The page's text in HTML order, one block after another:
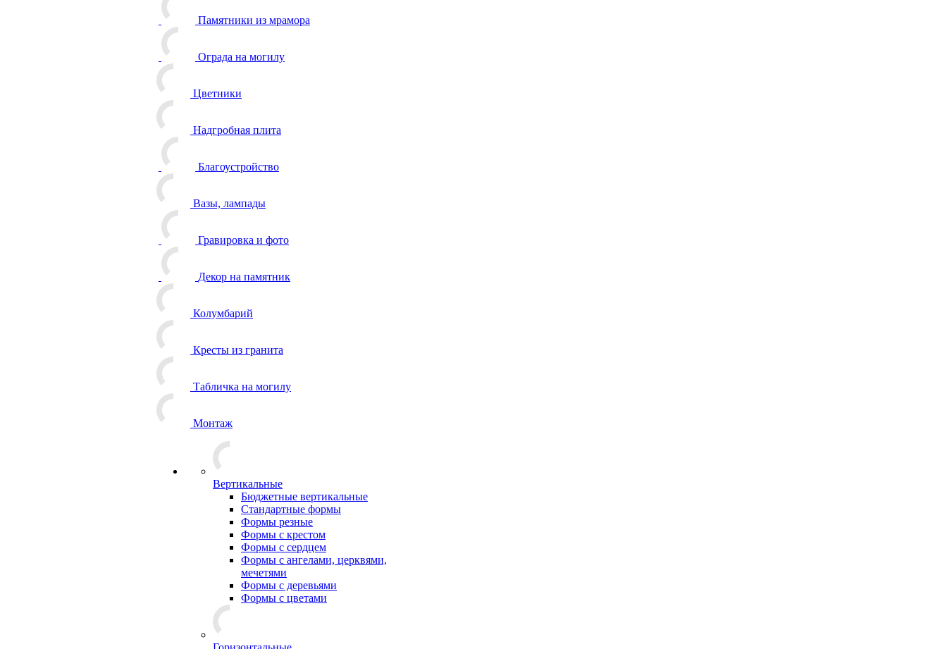
Памятники из мрамора
Ограда на могилу
Цветники
Надгробная плита
Благоустройство
Вазы, лампады
Гравировка и фото
Декор на памятник
Колумбарий
Кресты из гранита
Табличка на могилу
Монтаж
Вертикальные
Бюджетные вертикальные
Стандартные формы
Формы резные
Формы с крестом
Формы с сердцем
Формы с ангелами, церквями,
мечетями
Формы с деревьями
Формы с цветами